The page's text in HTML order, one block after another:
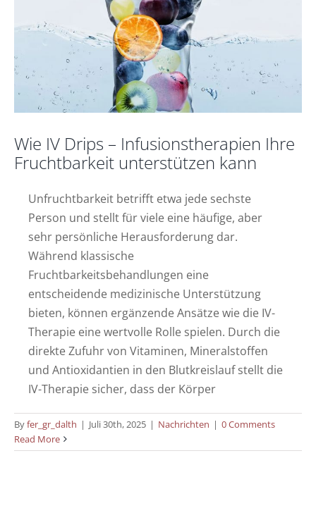
Wie IV Drips – Infusionstherapien Ihre
Fruchtbarkeit unterstützen kann
Unfruchtbarkeit betrifft etwa jede sechste
Person und stellt für viele eine häufige, aber
sehr persönliche Herausforderung dar.
Während klassische
Fruchtbarkeitsbehandlungen eine
entscheidende medizinische Unterstützung
bieten, können ergänzende Ansätze wie die IV-
Therapie eine wertvolle Rolle spielen. Durch die
direkte Zufuhr von Vitaminen, Mineralstoffen
und Antioxidantien in den Blutkreislauf stellt die
IV-Therapie sicher, dass der Körper
Byfer_gr_dalth | Juli 30th, 2025 | Nachrichten | 0 Comments
Read More